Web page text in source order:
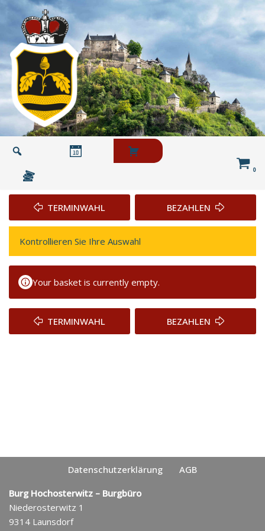
Skip
to
content
0
T
M
I
N
W
H
B
A
H
L
E
TERMINWAHL BEZAHLEN
Kontrollieren Sie Ihre Auswahl
Your basket is currently empty.
TERMINWAHL BEZAHLEN
Datenschutzerklärung
AGB
Burg Hochosterwitz – Burgbüro
Niederosterwitz 1
9314 Launsdorf